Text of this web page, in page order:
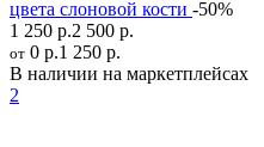
цвета слоновой кости -50%
1 250 р.2 500 р.
от 0 р.1 250 р.
В наличии на маркетплейсах
2